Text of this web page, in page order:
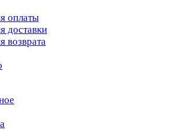
оплаты
доставки
возврата